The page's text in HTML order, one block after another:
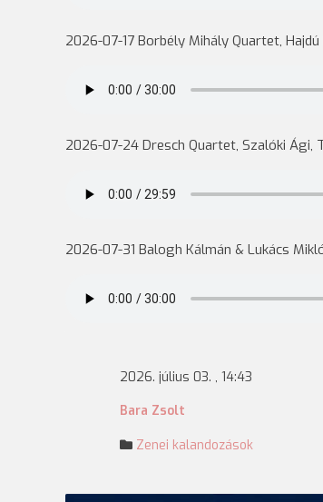
2026-07-17 Borbély Mihály Quartet,
2026-07-24 Dresch Quartet, Szalóki Ági,
2026-07-31 Balogh Kálmán & Lukács
2026. július 03. , 14:43
Bara Zsolt
Zenei kalandozások